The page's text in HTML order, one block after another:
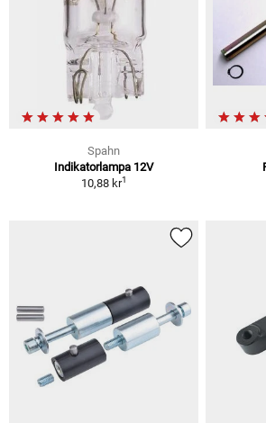
Spahn
Indikatorlampa 12V
10,88 kr1